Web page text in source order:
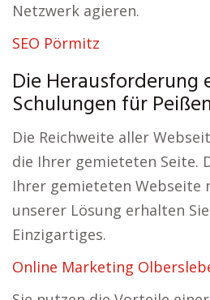
Netzwerk agieren.
SEO Pörmitz
Die
Schulungen für
Die Reichweite aller
die Ihrer gemieteten Seite.
Ihrer gemieteten Webseite
unserer Lösung erhalten
Einzigartiges.
Online Marketing